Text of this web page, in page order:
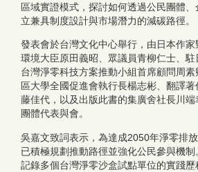
區域實證模式，探討如何透過公民團體
立兼具制度設計與市場潛力的減碳路徑。
發表會於台灣文化中心舉行，由日本作
環境大臣原田義昭、眾議員青柳仁士、駐
台灣淨零科技方案推動小組首席顧問周
區大學全國促進會執行長楊志彬、翻譯
藤佳代，以及出版此書的集廣舍社長川端
團體代表與會。
吳嘉文致詞表示，為達成2050年淨零排
已積極規劃推動路徑並強化公民參與機制
記錄多個台灣淨零沙盒試點單位的實踐